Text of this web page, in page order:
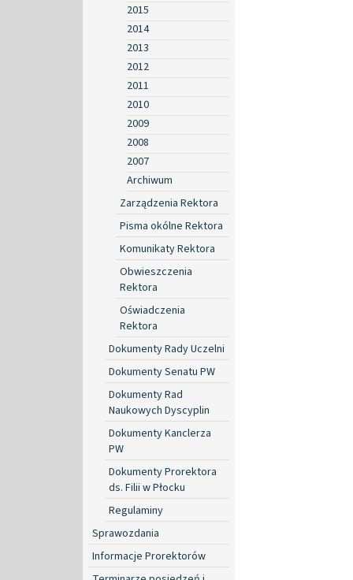
2015
2014
2013
2012
2011
2010
2009
2008
2007
Archiwum
Zarządzenia Rektora
Pisma okólne Rektora
Komunikaty Rektora
Obwieszczenia
Rektora
Oświadczenia
Rektora
Dokumenty Rady Uczelni
Dokumenty Senatu PW
Dokumenty Rad
Naukowych Dyscyplin
Dokumenty Kanclerza
PW
Dokumenty Prorektora
ds. Filii w Płocku
Regulaminy
Sprawozdania
Informacje Prorektorów